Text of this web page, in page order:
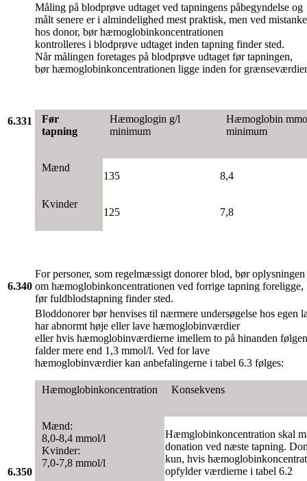
6.331
Måling på blodprøve udtaget ved tapningens påbegyndelse og
målt senere er i almindelighed mest praktisk, men ved
hos donor, bør hæmoglobinkoncentrationen
kontrolleres i blodprøve udtaget inden tapning finder sted.
Når målingen foretages på blodprøve udtaget før tapningen,
bør hæmoglobinkoncentrationen ligge inden for
Før
tapning
Hæmoglogin g/l
minimum
Hæmoglobin
minimum
Mænd
135 8,4
Kvinder
125 7,8
6.340
For personer, som regelmæssigt donorer blod, bør oplysningen
om hæmoglobinkoncentrationen ved forrige tapning foreligge,
før fuldblodstapning finder sted.
6.350
Bloddonorer bør henvises til nærmere undersøgelse hos egen
har abnormt høje eller lave hæmoglobinværdier
eller hvis hæmoglobinværdierne imellem to på hinanden
falder mere end 1,3 mmol/l. Ved for lave
hæmoglobinværdier kan anbefalingerne i tabel 6.3 følges:
Hæmoglobinkoncentration Konsekvens
Mænd:
8,0-8,4 mmol/l
Kvinder:
7,0-7,8 mmol/l
Hæmglobinkoncentration skal
donation ved næste tapning.
kun, hvis
opfylder værdierne i tabel 6.2